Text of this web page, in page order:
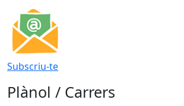
Subscriu-te
Plànol / Carrers